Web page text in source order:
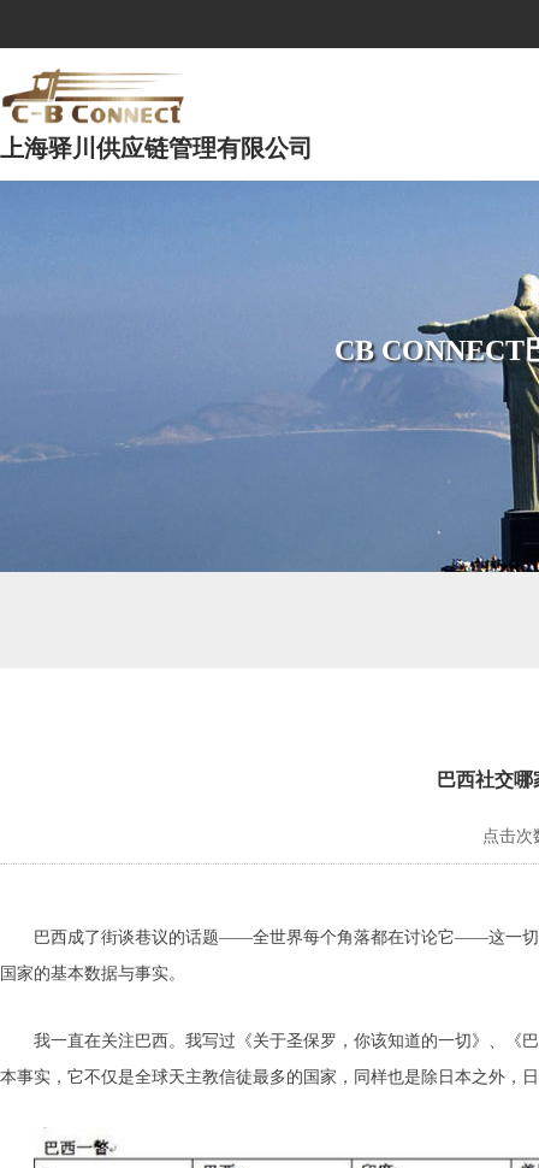
上海驿川供应链管理有限公司
CB CONNECT
巴西社交
点击次
巴西成了街谈巷议的话题——全世界每个角落都在讨论它——这一切
国家的基本数据与事实。
我一直在关注巴西。我写过《关于圣保罗，你该知道的一切》、《
本事实，它不仅是全球天主教信徒最多的国家，同样也是除日本之外，